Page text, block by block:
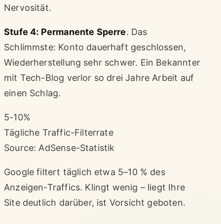
Nervosität.
Stufe 4: Permanente Sperre. Das
Schlimmste: Konto dauerhaft geschlossen,
Wiederherstellung sehr schwer. Ein Bekannter
mit Tech-Blog verlor so drei Jahre Arbeit auf
einen Schlag.
5-10%
Tägliche Traffic-Filterrate
Source: AdSense-Statistik
Google filtert täglich etwa 5–10 % des
Anzeigen-Traffics. Klingt wenig – liegt Ihre
Site deutlich darüber, ist Vorsicht geboten.